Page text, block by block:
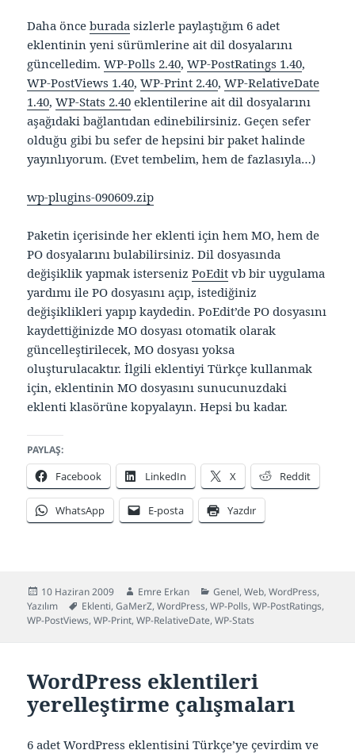
Daha önceburada sizlerle paylaştığım 6 adet
eklentinin yeni sürümlerine ait dil dosyalarını
güncelledim.WP-Polls 2.40,WP-PostRatings 1.40,
WP-PostViews 1.40,WP-Print 2.40,WP-RelativeDate
1.40,WP-Stats 2.40 eklentilerine ait dil dosyalarını
aşağıdaki bağlantıdan edinebilirsiniz. Geçen sefer
olduğu gibi bu sefer de hepsini bir paket halinde
yayınlıyorum. (Evet tembelim, hem de fazlasıyla…)
wp-plugins-090609.zip
Paketin içerisinde her eklenti için hem MO, hem de
PO dosyalarını bulabilirsiniz. Dil dosyasında
değişiklik yapmak istersenizPoEdit vb bir uygulama
yardımı ile PO dosyasını açıp, istediğiniz
değişiklikleri yapıp kaydedin. PoEdit’de PO dosyasını
kaydettiğinizde MO dosyası otomatik olarak
güncelleştirilecek, MO dosyası yoksa
oluşturulacaktır. İlgili eklentiyi Türkçe kullanmak
için, eklentinin MO dosyasını sunucunuzdaki
eklenti klasörüne kopyalayın. Hepsi bu kadar.
PAYLAŞ:
Facebook LinkedIn X Reddit
WhatsApp E-posta Yazdır
Yayın
tarihi
10 Haziran 2009 Yazar
Emre Erkan Kategoriler
Genel,Web,WordPress,
Yazılım
Etiketler
Eklenti,GaMerZ,WordPress,WP-Polls,WP-PostRatings,
WP-PostViews,WP-Print,WP-RelativeDate,WP-Stats
WordPress eklentileri
yerelleştirme çalışmaları
6 adet WordPress eklentisini Türkçe’ye çevirdim ve